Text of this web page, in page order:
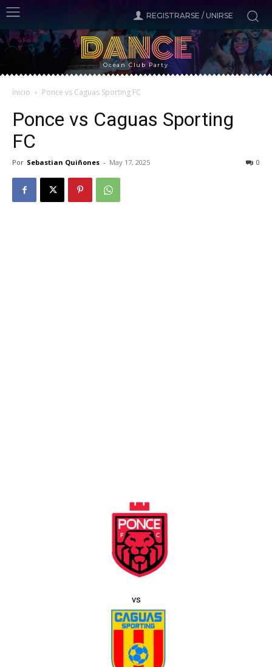
REGISTRARSE / UNIRSE
DANCE
Ocean Club Party
Inicio Ponce vs Caguas Sporting FC
Ponce vs Caguas Sporting
FC
Por Sebastian Quiñones - May 17, 2025 0
vs